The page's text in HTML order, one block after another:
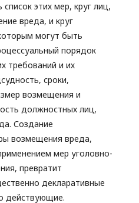
этих мер, круг лиц,
вреда, и круг
могут быть
порядок
требований и их
сроки,
возмещения и
должностных лиц,
Создание
возмещения вреда,
мер уголовно-
превратит
декларативные
действующие.